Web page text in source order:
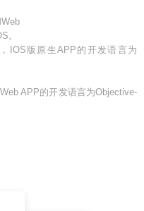
。
IOS版原生APP的开发语言为
APP的开发语言为Objective-